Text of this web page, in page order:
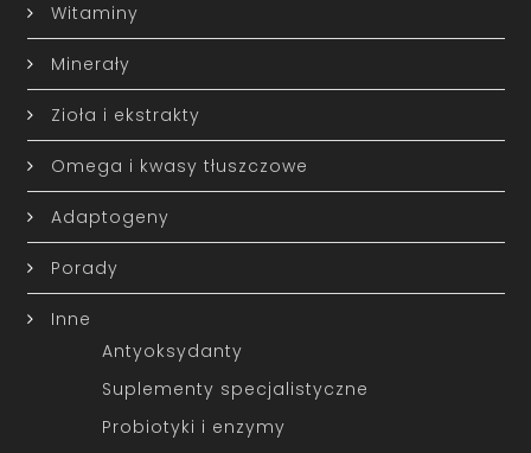
Witaminy
Minerały
Zioła i ekstrakty
Omega i kwasy tłuszczowe
Adaptogeny
Porady
Inne
Antyoksydanty
Suplementy specjalistyczne
Probiotyki i enzymy